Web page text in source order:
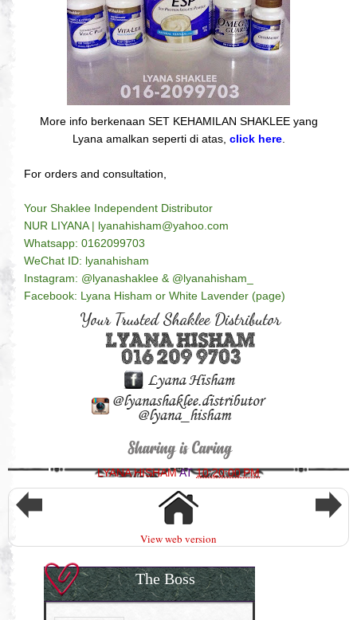
More info berkenaan SET KEHAMILAN SHAKLEE yang
Lyana amalkan seperti di atas, click here.
For orders and consultation,
Your Shaklee Independent Distributor
NUR LIYANA | lyanahisham@yahoo.com
Whatsapp: 0162099703
WeChat ID: lyanahisham
Instagram: @lyanashaklee & @lyanahisham_
Facebook: Lyana Hisham or White Lavender (page)
LYANA HISHAMAT10:20:00 PM
View web version
The Boss